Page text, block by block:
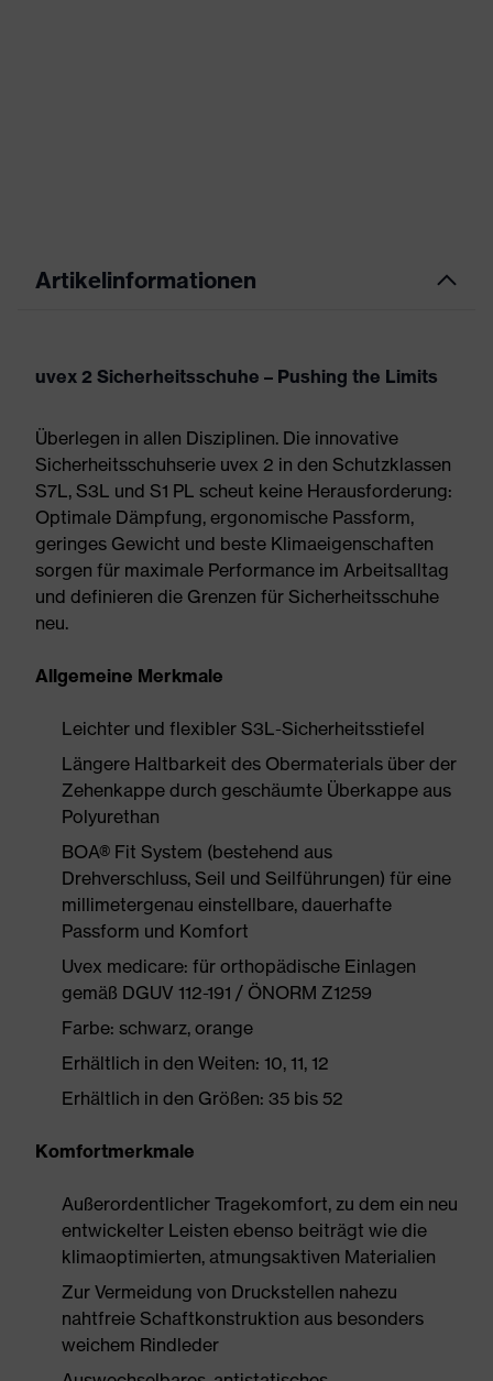
Artikelinformationen
uvex 2 Sicherheitsschuhe – Pushing the Limits
Überlegen in allen Disziplinen. Die innovative
Sicherheitsschuhserie uvex 2 in den Schutzklassen
S7L, S3L und S1 PL scheut keine Herausforderung:
Optimale Dämpfung, ergonomische Passform,
geringes Gewicht und beste Klimaeigenschaften
sorgen für maximale Performance im Arbeitsalltag
und definieren die Grenzen für Sicherheitsschuhe
neu.
Allgemeine Merkmale
Leichter und flexibler S3L-Sicherheitsstiefel
Längere Haltbarkeit des Obermaterials über der
Zehenkappe durch geschäumte Überkappe aus
Polyurethan
BOA® Fit System (bestehend aus
Drehverschluss, Seil und Seilführungen) für eine
millimetergenau einstellbare, dauerhafte
Passform und Komfort
Uvex medicare: für orthopädische Einlagen
gemäß DGUV 112-191 / ÖNORM Z1259
Farbe: schwarz, orange
Erhältlich in den Weiten: 10, 11, 12
Erhältlich in den Größen: 35 bis 52
Komfortmerkmale
Außerordentlicher Tragekomfort, zu dem ein neu
entwickelter Leisten ebenso beiträgt wie die
klimaoptimierten, atmungsaktiven Materialien
Zur Vermeidung von Druckstellen nahezu
nahtfreie Schaftkonstruktion aus besonders
weichem Rindleder